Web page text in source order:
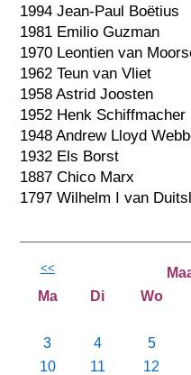
1994 Jean-Paul Boëtius
1981 Emilio Guzman
1970 Leontien van
1962 Teun van Vliet
1958 Astrid Joosten
1952 Henk Schiffmacher
1948 Andrew Lloyd
1932 Els Borst
1887 Chico Marx
1797 Wilhelm I van
<<
Ma Di Wo
3
4 5
10
11 12